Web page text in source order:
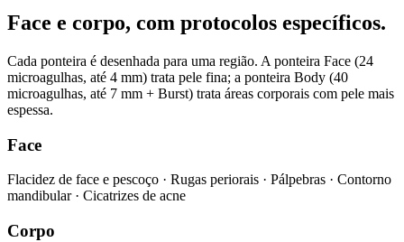
Face e corpo, com protocolos específicos.
Cada ponteira é desenhada para uma região. A ponteira Face (24
microagulhas, até 4 mm) trata pele fina; a ponteira Body (40
microagulhas, até 7 mm + Burst) trata áreas corporais com pele mais
espessa.
Face
Flacidez de face e pescoço · Rugas periorais · Pálpebras · Contorno
mandibular · Cicatrizes de acne
Corpo